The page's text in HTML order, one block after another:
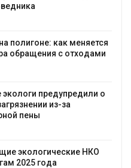
полигоне: как меняется
обращения с отходами
предупредили о
из-за
пены
экологические НКО
2025 года